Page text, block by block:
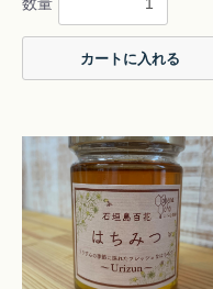
数量
カートに入れる